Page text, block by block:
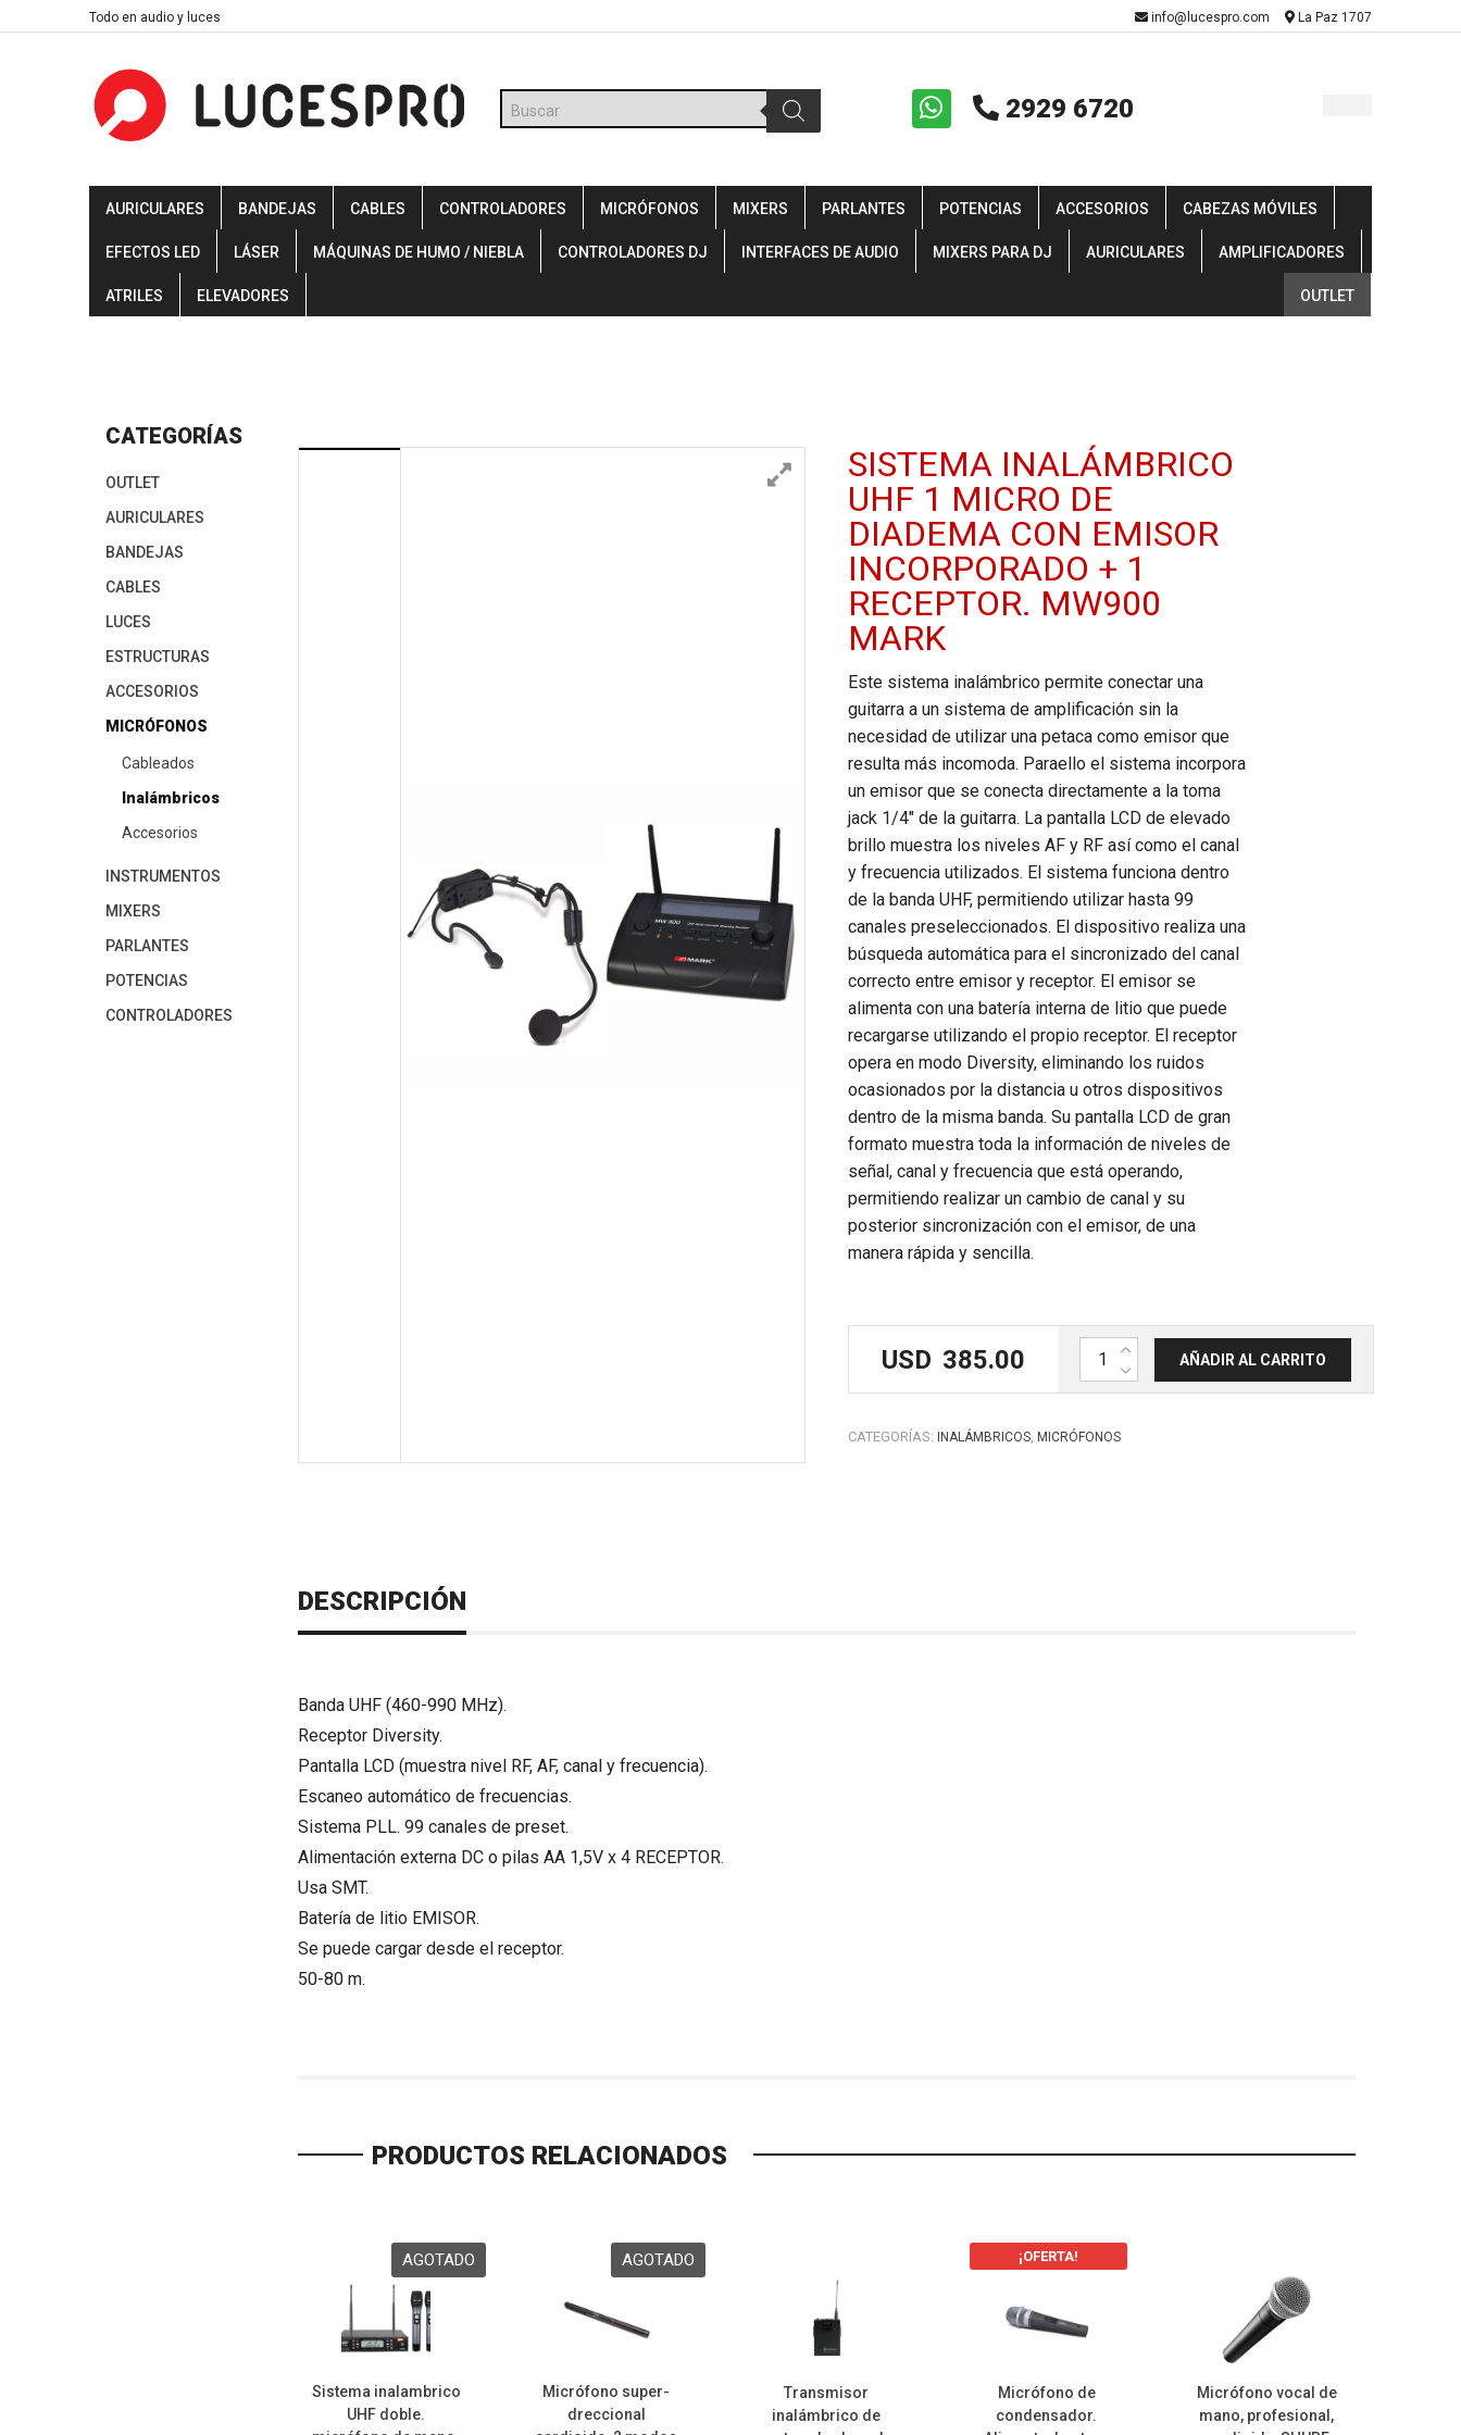
to
Todo en audio y luces info@lucespro.com La Paz 1707
Búsqueda
de
productos
2929 6720
AURICULARES BANDEJAS CABLES CONTROLADORES MICRÓFONOS MIXERS PARLANTES POTENCIAS ACCESORIOS CABEZAS MÓVILES
EFECTOS LED LÁSER MÁQUINAS DE HUMO / NIEBLA CONTROLADORES DJ INTERFACES DE AUDIO MIXERS PARA DJ AURICULARES AMPLIFICADORES
ATRILES ELEVADORES OUTLET
SISTEMA INALÁMBRICO
UHF 1 MICRO DE
DIADEMA CON EMISOR
INCORPORADO + 1
RECEPTOR. MW900
MARK
Este sistema inalámbrico permite conectar una
guitarra a un sistema de amplificación sin la
necesidad de utilizar una petaca como emisor que
resulta más incomoda. Paraello el sistema incorpora
un emisor que se conecta directamente a la toma
jack 1/4″ de la guitarra. La pantalla LCD de elevado
brillo muestra los niveles AF y RF así como el canal
y frecuencia utilizados. El sistema funciona dentro
de la banda UHF, permitiendo utilizar hasta 99
canales preseleccionados. El dispositivo realiza una
búsqueda automática para el sincronizado del canal
correcto entre emisor y receptor. El emisor se
alimenta con una batería interna de litio que puede
recargarse utilizando el propio receptor. El receptor
opera en modo Diversity, eliminando los ruidos
ocasionados por la distancia u otros dispositivos
dentro de la misma banda. Su pantalla LCD de gran
formato muestra toda la información de niveles de
señal, canal y frecuencia que está operando,
permitiendo realizar un cambio de canal y su
posterior sincronización con el emisor, de una
manera rápida y sencilla.
USD 385.00 Sistema inalámbrico UHF 1 micro de diadema
AÑADIR AL CARRITO
CATEGORÍAS: INALÁMBRICOS, MICRÓFONOS
DESCRIPCIÓN
Banda UHF (460-990 MHz).
Receptor Diversity.
Pantalla LCD (muestra nivel RF, AF, canal y frecuencia).
Escaneo automático de frecuencias.
Sistema PLL. 99 canales de preset.
Alimentación externa DC o pilas AA 1,5V x 4 RECEPTOR.
Usa SMT.
Batería de litio EMISOR.
Se puede cargar desde el receptor.
50-80 m.
PRODUCTOS RELACIONADOS
Sistema inalambrico
UHF doble.
Micrófono super-
dreccional
Transmisor
inalámbrico de
¡OFERTA!
Micrófono de
condensador.
Micrófono vocal de
mano, profesional,
CATEGORÍAS
OUTLET
AURICULARES
BANDEJAS
CABLES
LUCES
ESTRUCTURAS
ACCESORIOS
MICRÓFONOS
Cableados
Inalámbricos
Accesorios
INSTRUMENTOS
MIXERS
PARLANTES
POTENCIAS
CONTROLADORES